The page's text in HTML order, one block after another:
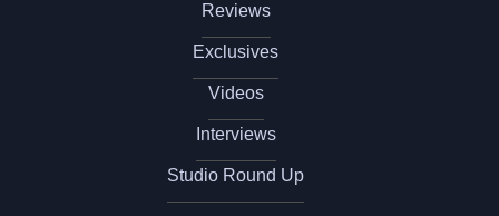
Reviews
Exclusives
Videos
Interviews
Studio Round Up